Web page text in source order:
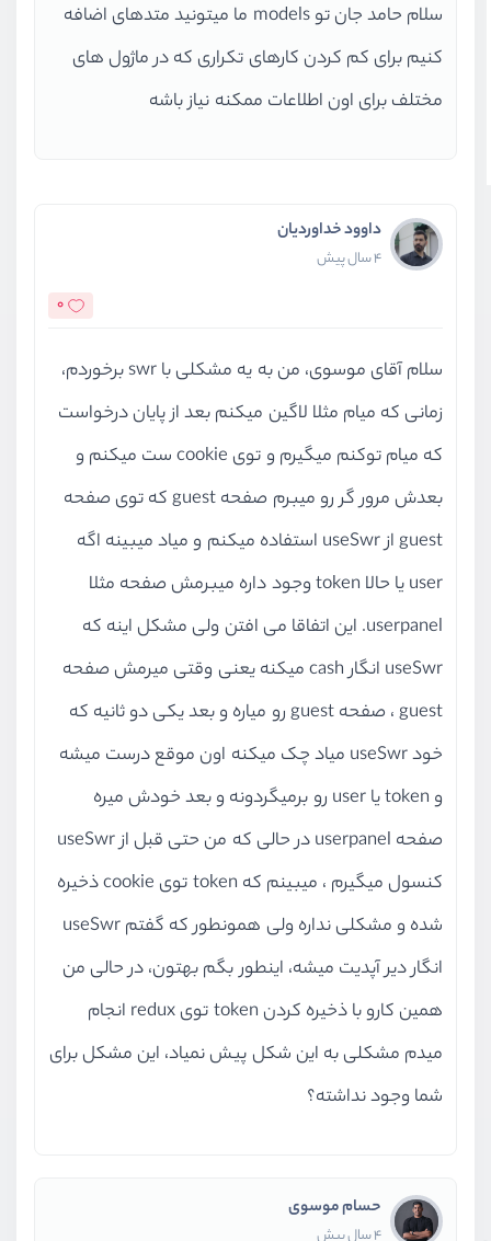
سلام حامد جان تو models ما میتونید متدهای اضافه
کنیم برای کم کردن کارهای تکراری که در ماژول های
مختلف برای اون اطلاعات ممکنه نیاز باشه
داوود خداوردیان
4 سال پیش
0
سلام آقای موسوی، من به یه مشکلی با swr برخوردم،
زمانی که میام مثلا لاگین میکنم بعد از پایان درخواست
که میام توکنم میگیرم و توی cookie ست میکنم و
بعدش مرور گر رو میبرم صفحه guest که توی صفحه
guest از useSwr استفاده میکنم و میاد میبینه اگه
user یا حالا token وجود داره میبرمش صفحه مثلا
userpanel. این اتفاقا می افتن ولی مشکل اینه که
useSwr انگار cash میکنه یعنی وقتی میرمش صفحه
guest ، صفحه guest رو میاره و بعد یکی دو ثانیه که
خود useSwr میاد چک میکنه اون موقع درست میشه
و token یا user رو برمیگردونه و بعد خودش میره
صفحه userpanel در حالی که من حتی قبل از useSwr
کنسول میگیرم ، میبینم که token توی cookie ذخیره
شده و مشکلی نداره ولی همونطور که گفتم useSwr
انگار دیر آپدیت میشه، اینطور بگم بهتون، در حالی من
همین کارو با ذخیره کردن token توی redux انجام
میدم مشکلی به این شکل پیش نمیاد، این مشکل برای
شما وجود نداشته؟
حسام موسوی